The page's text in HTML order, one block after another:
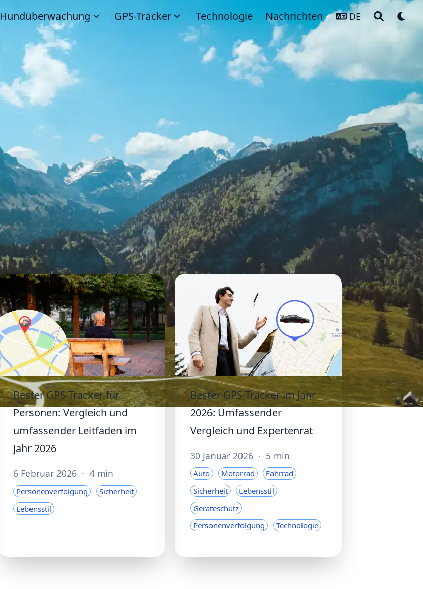
Hundüberwachung GPS-Tracker Technologie Nachrichten DE
Bester GPS-Tracker für
Personen: Vergleich und
umfassender Leitfaden im
Jahr 2026
6 Februar 2026 · 4 min
Personenverfolgung
Sicherheit
Lebensstil
Bester GPS-Tracker im Jahr
2026: Umfassender
Vergleich und Expertenrat
30 Januar 2026 · 5 min
Auto Motorrad
Fahrrad
Sicherheit
Lebensstil
Geräteschutz
Personenverfolgung
Technologie